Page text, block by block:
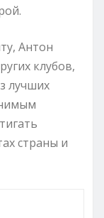
Антон
клубов,
лучших
страны и